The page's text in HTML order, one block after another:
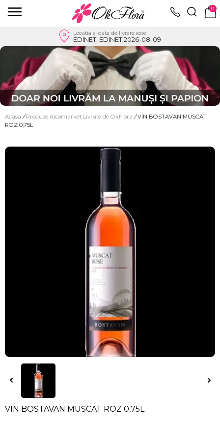
0
Locatia si data de livrare este
EDINET, EDINET 2026-08-09
Acasa / Produse Alcomarket Livrate de OkFlora / VIN BOSTAVAN MUSCAT
ROZ 0,75L
VIN BOSTAVAN MUSCAT ROZ 0,75L